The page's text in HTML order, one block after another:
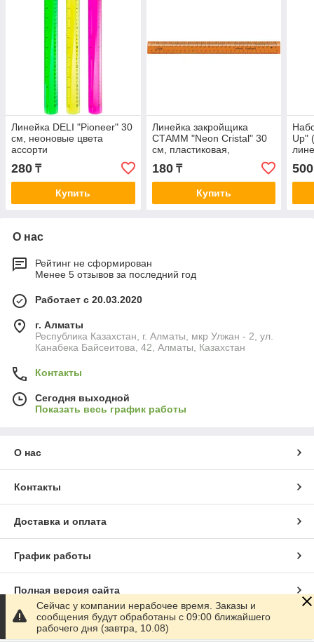
Линейка DELI "Pioneer" 30
см, неоновые цвета
ассорти
280 ₸
Купить
Линейка закройщика
СТАММ "Neon Cristal" 30
см, пластиковая,
непрозрачная, оранжевая
180₸
Купить
Up"
500
О нас
Рейтинг не сформирован
Менее 5 отзывов за последний год
Работает с 20.03.2020
г. Алматы
Республика Казахстан, г. Алматы, мкр Улжан - 2, ул.
Канабека Байсеитова, 42, Алматы, Казахстан
Контакты
Сегодня выходной
Показать весь график работы
О нас
Контакты
Доставка и оплата
График работы
Полная версия сайта
Сайт создан на маркетплейсеSatu.kz
Сейчас у компании нерабочее время. Заказы и
сообщения будут обработаны с 09:00 ближайшего
рабочего дня (завтра, 10.08)